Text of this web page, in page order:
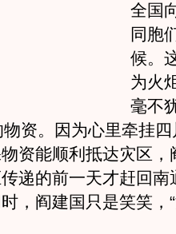
全国
同胞
候。
为火
毫不
资。因为心里牵挂
资能顺利抵达灾区，
递的前一天才赶回南
，阎建国只是笑笑，